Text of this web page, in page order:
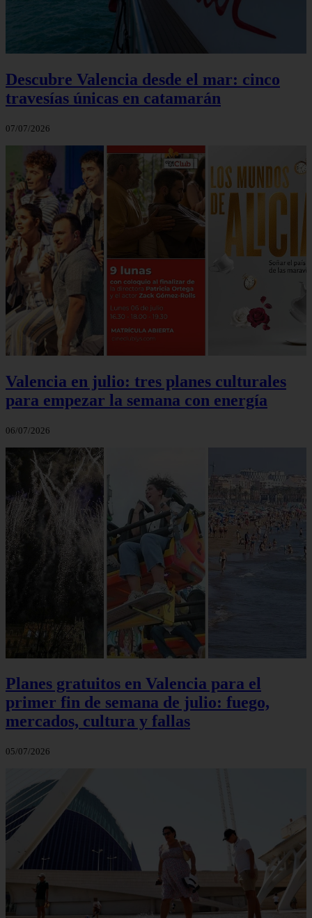
Descubre Valencia desde el mar: cinco
travesías únicas en catamarán
07/07/2026
Valencia en julio: tres planes culturales
para empezar la semana con energía
06/07/2026
Planes gratuitos en Valencia para el
primer fin de semana de julio: fuego,
mercados, cultura y fallas
05/07/2026